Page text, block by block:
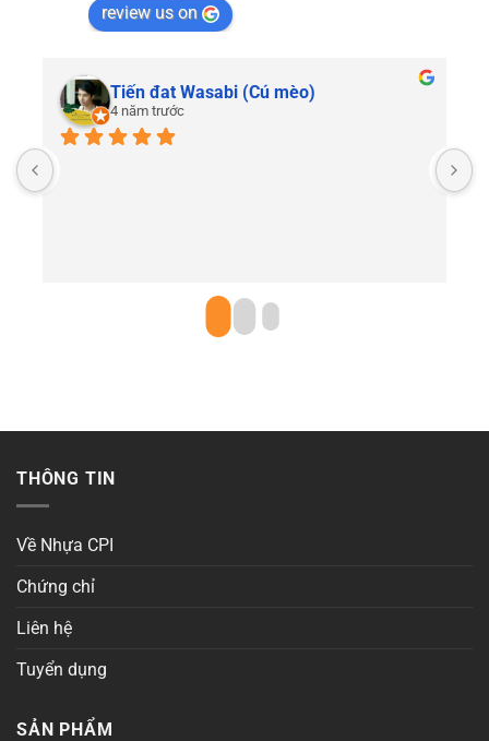
review us on
Tiến đat Wasabi (Cú mèo)
4 năm trước
THÔNG TIN
Về Nhựa CPI
Chứng chỉ
Liên hệ
Tuyển dụng
SẢN PHẨM